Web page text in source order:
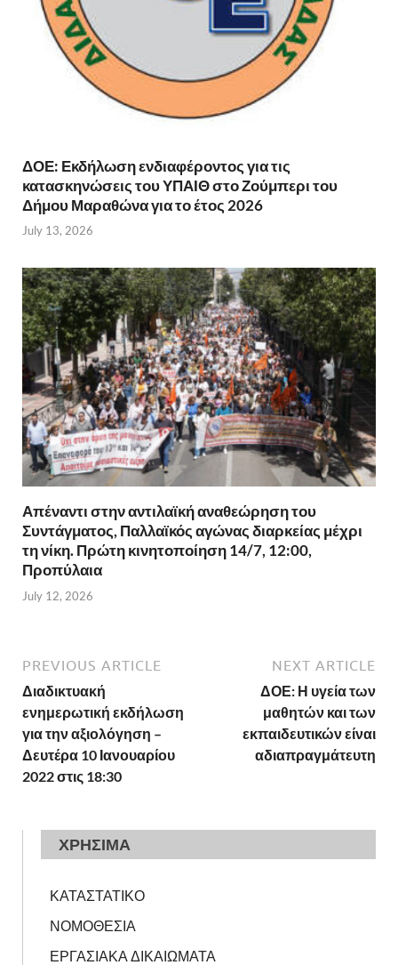
ΔΟΕ: Εκδήλωση ενδιαφέροντος για τις
κατασκηνώσεις του ΥΠΑΙΘ στο Ζούμπερι του
Δήμου Μαραθώνα για το έτος 2026
July 13, 2026
Απέναντι στην αντιλαϊκή αναθεώρηση του
Συντάγματος, Παλλαϊκός αγώνας διαρκείας μέχρι
τη νίκη. Πρώτη κινητοποίηση 14/7, 12:00,
Προπύλαια
July 12, 2026
PREVIOUS ARTICLE
Διαδικτυακή
ενημερωτική εκδήλωση
για την αξιολόγηση –
Δευτέρα 10 Ιανουαρίου
2022 στις 18:30
NEXT ARTICLE
ΔΟΕ: Η υγεία των
μαθητών και των
εκπαιδευτικών είναι
αδιαπραγμάτευτη
ΧΡΗΣΙΜΑ
ΚΑΤΑΣΤΑΤΙΚΟ
ΝΟΜΟΘΕΣΙΑ
ΕΡΓΑΣΙΑΚΑ ΔΙΚΑΙΩΜΑΤΑ